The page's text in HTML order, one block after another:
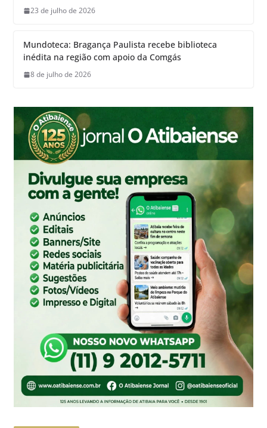
23 de julho de 2026
Mundoteca: Bragança Paulista recebe biblioteca
inédita na região com apoio da Comgás
8 de julho de 2026